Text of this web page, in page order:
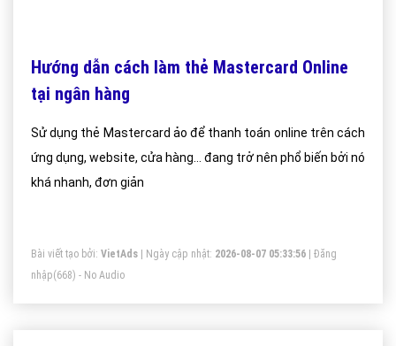
Hướng dẫn cách làm thẻ Mastercard Online
tại ngân hàng
Sử dụng thẻ Mastercard ảo để thanh toán online trên cách
ứng dụng, website, cửa hàng… đang trở nên phổ biến bởi nó
khá nhanh, đơn giản
Bài viết tạo bởi: VietAds | Ngày cập nhật: 2026-08-07 05:33:56
Đăng
nhập(668) - No Audio